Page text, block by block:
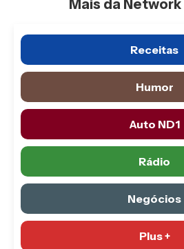
Mais da Network
Receitas
Humor
Auto ND1
Rádio
Negócios
Plus +